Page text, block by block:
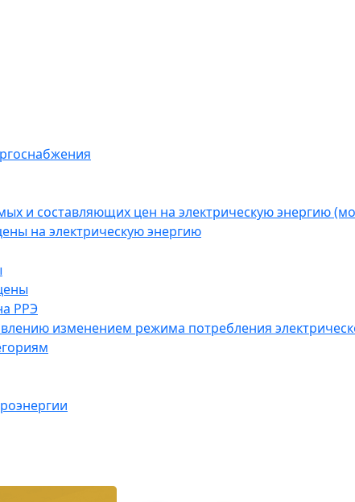
и составляющих цен на электрическую энергию
на электрическую энергию
РРЭ
изменением режима потребления